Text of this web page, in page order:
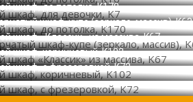
шкаф, до потолка, K170
шкаф-купе (зеркало, массив), K63
шкаф «Классик» из массива, K67
шкаф, коричневый, K102
шкаф, с фрезеровкой, K72